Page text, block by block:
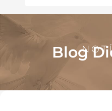
Blog